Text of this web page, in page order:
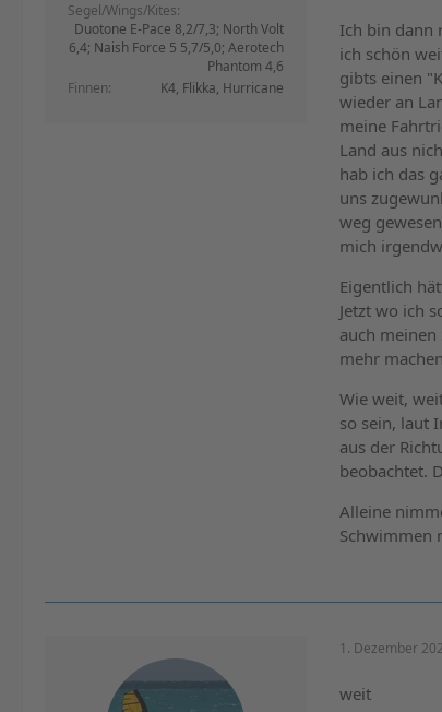
Segel/Wings/Kites
Duotone E-Pace 8,2/7,3; North Volt
6,4; Naish Force 5 5,7/5,0; Aerotech
Phantom 4,6
Finnen
K4, Flikka, Hurricane
Ich bin dann
ich schön
gibts einen
wieder an
meine
Land aus
hab ich das
uns
weg
mich
Eigentlich
Jetzt wo ich
auch
mehr
Wie weit,
so sein, laut
aus der
beobachtet.
Alleine
Schwimmen
1. Dezember
weit